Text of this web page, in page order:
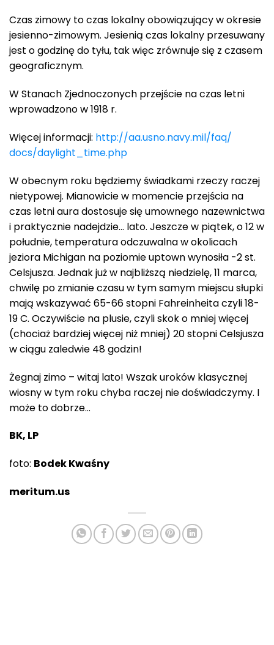
Czas zimowy to czas lokalny obowiązujący w okresie
jesienno-zimowym. Jesienią czas lokalny przesuwany
jest o godzinę do tyłu, tak więc zrównuje się z czasem
geograficznym.
W Stanach Zjednoczonych przejście na czas letni
wprowadzono w 1918 r.
Więcej informacji: http://aa.usno.navy.mil/faq/
docs/daylight_time.php
W obecnym roku będziemy świadkami rzeczy raczej
nietypowej. Mianowicie w momencie przejścia na
czas letni aura dostosuje się umownego nazewnictwa
i praktycznie nadejdzie… lato. Jeszcze w piątek, o 12 w
południe, temperatura odczuwalna w okolicach
jeziora Michigan na poziomie uptown wynosiła -2 st.
Celsjusza. Jednak już w najbliższą niedzielę, 11 marca,
chwilę po zmianie czasu w tym samym miejscu słupki
mają wskazywać 65-66 stopni Fahreinheita czyli 18-
19 C. Oczywiście na plusie, czyli skok o mniej więcej
(chociaż bardziej więcej niż mniej) 20 stopni Celsjusza
w ciągu zaledwie 48 godzin!
Żegnaj zimo – witaj lato! Wszak uroków klasycznej
wiosny w tym roku chyba raczej nie doświadczymy. I
może to dobrze…
BK, LP
foto: Bodek Kwaśny
meritum.us